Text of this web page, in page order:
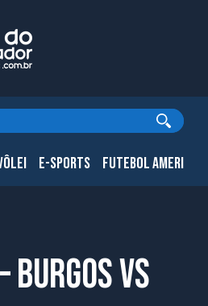
E-SPORTS FUTEBOL
Burgos vs